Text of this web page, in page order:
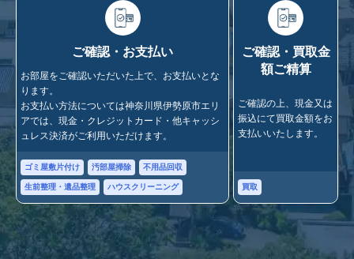
ご確認・お支払い
お部屋をご確認いただいた上で、お支払いとな
ります。
お支払い方法については神奈川県伊勢原市エリ
アでは、現金・クレジットカード・他キャッシ
ュレス決済がご利用いただけます。
ゴミ屋敷片付け 汚部屋掃除 不用品回収
生前整理・遺品整理 ハウスクリーニング
ご確認・買取金
額ご精算
ご確認の上、現金又は
振込にて買取金額をお
支払いいたします。
買取